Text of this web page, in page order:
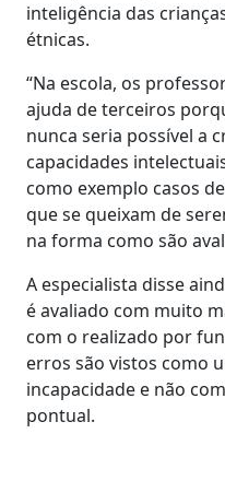
inteligência das
étnicas.
“Na escola, os
ajuda de terceiros
nunca seria possível a
capacidades
como exemplo casos
que se queixam de
na forma como são
A especialista disse
é avaliado com muito
com o realizado por
erros são vistos como
incapacidade e não
pontual.